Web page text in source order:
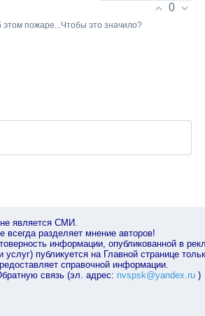
0
пожаре...Чтобы это значило?
является СМИ.
всегда разделяет мнение авторов!
информации, опубликованной в
публикуется на Главной странице
справочной информации.
связь (эл. адрес: nvspsk@yandex.ru)